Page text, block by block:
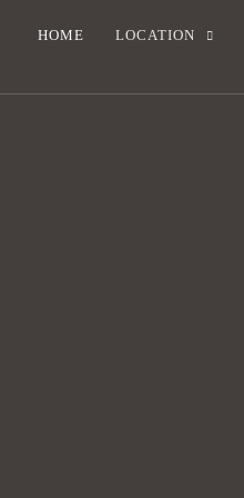
HOME LOCATION